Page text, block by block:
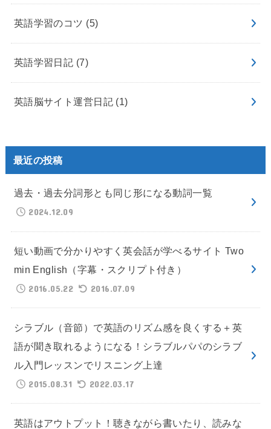
英語学習のコツ (5)
英語学習日記 (7)
英語脳サイト運営日記 (1)
最近の投稿
過去・過去分詞形とも同じ形になる動詞一覧
2024.12.09
短い動画で分かりやすく英会話が学べるサイト Two
min English（字幕・スクリプト付き）
2016.05.22
2016.07.09
シラブル（音節）で英語のリズム感を良くする＋英
語が聞き取れるようになる！シラブルパパのシラブ
ル入門レッスンでリスニング上達
2015.08.31
2022.03.17
英語はアウトプット！聴きながら書いたり、読みな